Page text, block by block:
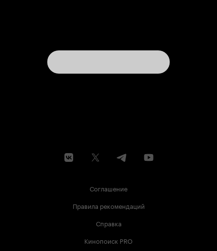
Соглашение
Правила рекомендаций
Справка
Кинопоиск PRO